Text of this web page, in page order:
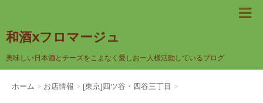
和酒xフロマージュ
美味しい日本酒とチーズをこよなく愛しお一人様活動しているブログ
ホーム > お店情報 > [東京]四ツ谷・四谷三丁目 >